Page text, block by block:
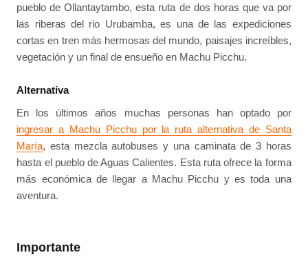
pueblo de Ollantaytambo, esta ruta de dos horas que va por
las riberas del rio Urubamba, es una de las expediciones
cortas en tren más hermosas del mundo, paisajes increíbles,
vegetación y un final de ensueño en Machu Picchu.
Alternativa
En los últimos años muchas personas han optado por
ingresar a Machu Picchu por la ruta alternativa de Santa
María, esta mezcla autobuses y una caminata de 3 horas
hasta el pueblo de Aguas Calientes. Esta ruta ofrece la forma
más económica de llegar a Machu Picchu y es toda una
aventura.
Importante